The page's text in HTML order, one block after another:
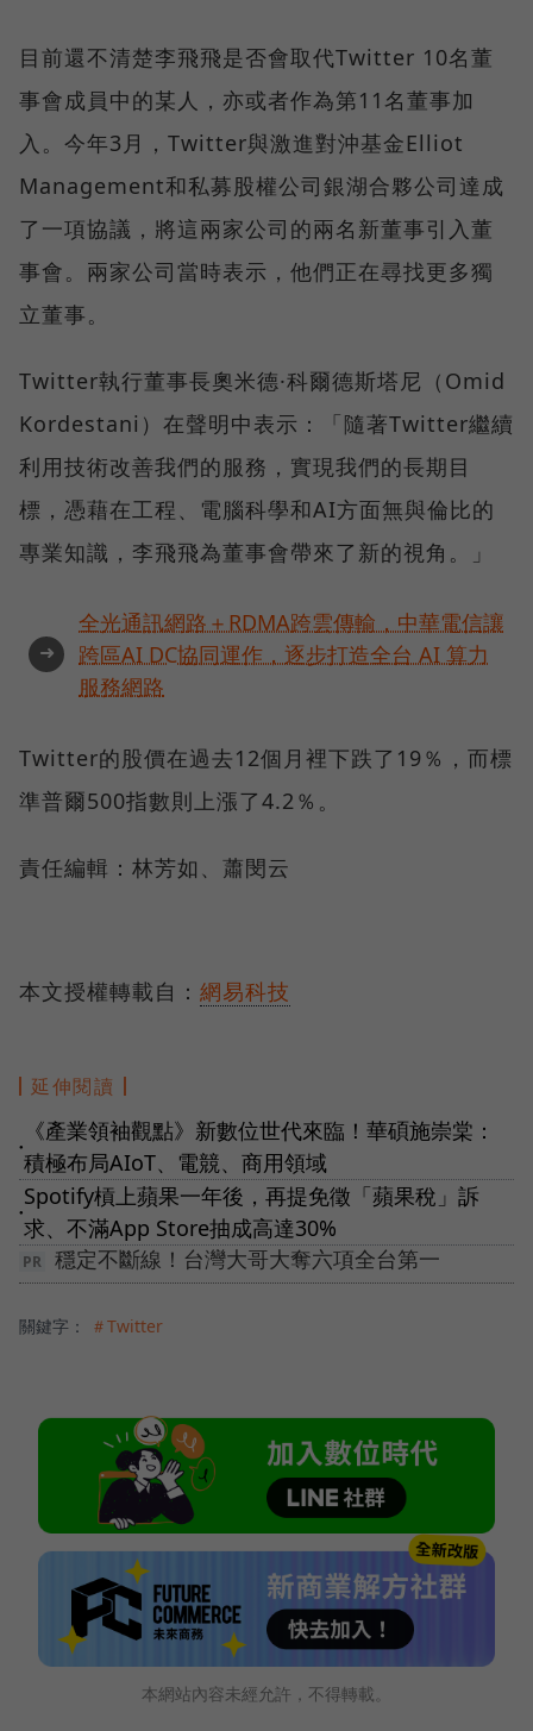
目前還不清楚李飛飛是否會取代Twitter 10名董
事會成員中的某人，亦或者作為第11名董事加
入。今年3月，Twitter與激進對沖基金Elliot
Management和私募股權公司銀湖合夥公司達成
了一項協議，將這兩家公司的兩名新董事引入董
事會。兩家公司當時表示，他們正在尋找更多獨
立董事。
Twitter執行董事長奧米德·科爾德斯塔尼（Omid
Kordestani）在聲明中表示：「隨著Twitter繼續
利用技術改善我們的服務，實現我們的長期目
標，憑藉在工程、電腦科學和AI方面無與倫比的
專業知識，李飛飛為董事會帶來了新的視角。」
➜
全光通訊網路＋RDMA跨雲傳輸，中華電信讓
跨區AI DC協同運作，逐步打造全台 AI 算力
服務網路
Twitter的股價在過去12個月裡下跌了19％，而標
準普爾500指數則上漲了4.2％。
責任編輯：林芳如、蕭閔云
本文授權轉載自： 網易科技
延伸閱讀
●
《產業領袖觀點》新數位世代來臨！華碩施崇棠：
積極布局AIoT、電競、商用領域
●
Spotify槓上蘋果一年後，再提免徵「蘋果稅」訴
求、不滿App Store抽成高達30%
穩定不斷線！台灣大哥大奪六項全台第一
關鍵字： ＃Twitter
本網站內容未經允許，不得轉載。